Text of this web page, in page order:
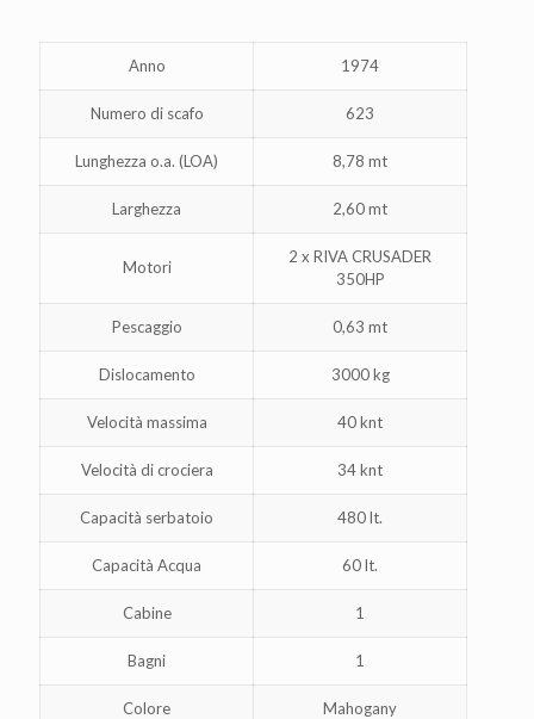
Anno 1974
Numero di scafo 623
Lunghezza o.a. (LOA) 8,78 mt
Larghezza 2,60 mt
Motori
2 x RIVA CRUSADER
350HP
Pescaggio 0,63 mt
Dislocamento 3000 kg
Velocità massima 40 knt
Velocità di crociera 34 knt
Capacità serbatoio 480 lt.
Capacità Acqua 60 lt.
Cabine 1
Bagni 1
Colore Mahogany